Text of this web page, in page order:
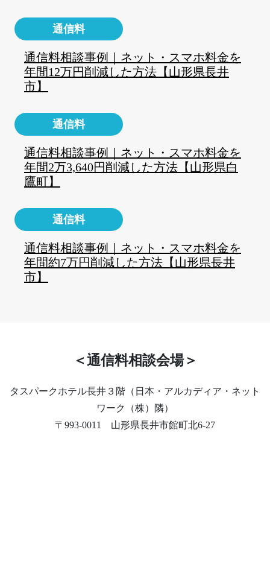
通信料
通信料相談事例｜ネット・スマホ料金を
年間12万円削減した方法【山形県長井
市】
通信料
通信料相談事例｜ネット・スマホ料金を
年間2万3,640円削減した方法【山形県白
鷹町】
通信料
通信料相談事例｜ネット・スマホ料金を
年間約7万円削減した方法【山形県長井
市】
＜通信料相談会場＞
タスパークホテル長井３階（日本・アルカディア・ネット
ワーク（株）隣）
〒993-0011 山形県長井市館町北6-27